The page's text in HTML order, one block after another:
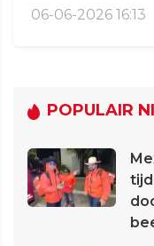
06-06-2026 16:13
POPULAIR